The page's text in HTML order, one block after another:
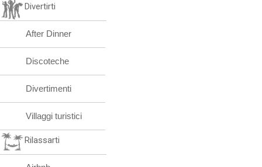
Divertirti
After Dinner
Discoteche
Divertimenti
Villaggi turistici
Rilassarti